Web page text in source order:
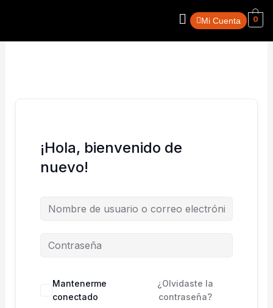
MenúMi Cuenta 0
¡Hola, bienvenido de
nuevo!
Mantenerme
conectado
¿Olvidaste la
contraseña?